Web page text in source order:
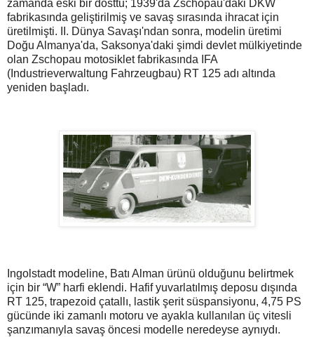
zamanda eski bir dosttu; 1939'da Zschopau'daki DKW
fabrikasında geliştirilmiş ve savaş sırasında ihracat için
üretilmişti. II. Dünya Savaşı'ndan sonra, modelin üretimi
Doğu Almanya'da, Saksonya'daki şimdi devlet mülkiyetinde
olan Zschopau motosiklet fabrikasında IFA
(Industrieverwaltung Fahrzeugbau) RT 125 adı altında
yeniden başladı.
Ingolstadt modeline, Batı Alman ürünü olduğunu belirtmek
için bir “W” harfi eklendi. Hafif yuvarlatılmış deposu dışında
RT 125, trapezoid çatallı, lastik şerit süspansiyonu, 4,75 PS
gücünde iki zamanlı motoru ve ayakla kullanılan üç vitesli
şanzımanıyla savaş öncesi modelle neredeyse aynıydı.